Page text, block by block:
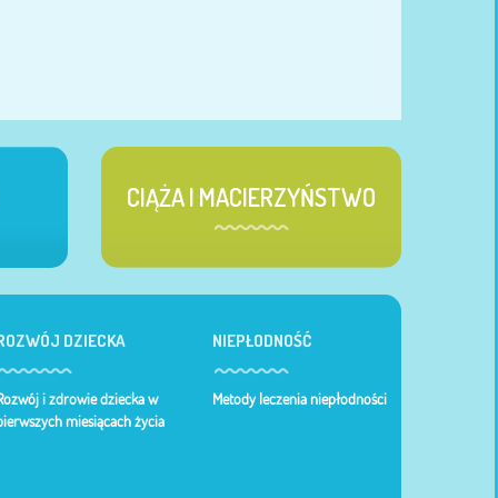
CIĄŻA I MACIERZYŃSTWO
DZIECKA
i zdrowie dziecka w
miesiącach życia
NIEPŁODNOŚĆ
Metody leczenia niepłodności